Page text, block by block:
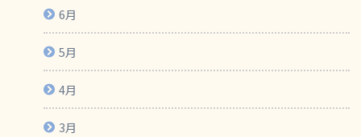
6月
5月
4月
3月